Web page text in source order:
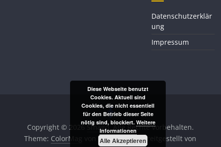
Datenschutzerklär
ung
Impressum
Copyright © 2026Smago. Alle Rechte vorbehalten.
Theme: ColorMag
von ThemeGrill. Bereitgestellt von
Diese Webseite benutzt
Cookies. Aktuell sind
Cookies, die nicht essentiell
für den Betrieb dieser Seite
nötig sind, blockiert. Weitere
Informationen
Alle Akzeptieren